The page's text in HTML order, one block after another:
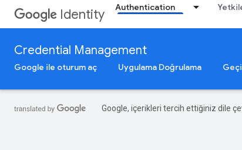
Identity Authentication
Credential Management
Google ile oturum aç Uygulama Doğrulama
Google, içerikleri tercih ettiğiniz dile